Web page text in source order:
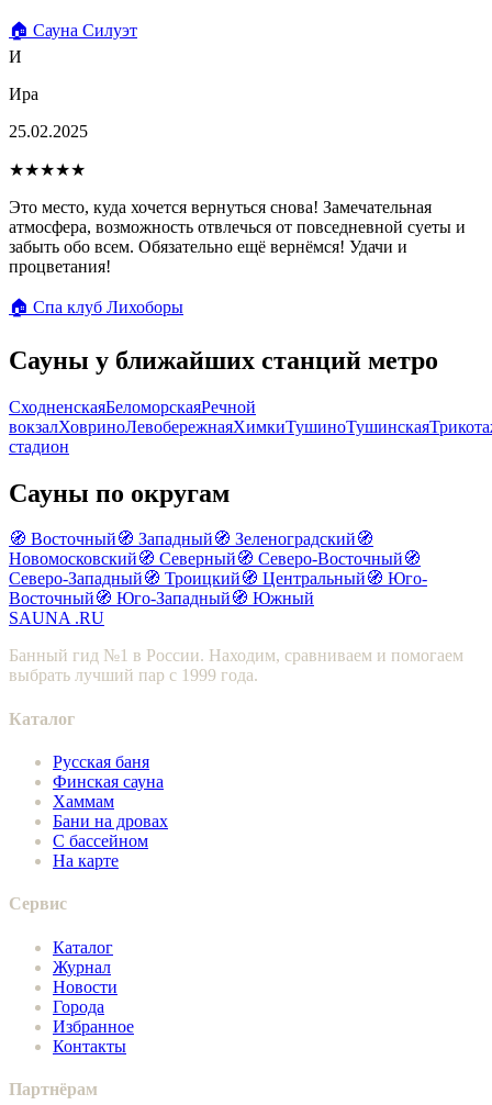
🏠 Сауна Силуэт
И
Ира
25.02.2025
★★★★★
Это место, куда хочется вернуться снова! Замечательная
атмосфера, возможность отвлечься от повседневной суеты и
забыть обо всем. Обязательно ещё вернёмся! Удачи и
процветания!
🏠 Спа клуб Лихоборы
Сауны у ближайших станций метро
СходненскаяБеломорскаяРечной
вокзалХовриноЛевобережнаяХимкиТушиноТушинская
стадион
Сауны по округам
🧭 Восточный🧭 Западный🧭 Зеленоградский🧭
Новомосковский🧭 Северный🧭 Северо-Восточный🧭
Северо-Западный🧭 Троицкий🧭 Центральный🧭 Юго-
Восточный🧭 Юго-Западный🧭 Южный
SAUNA .RU
Банный гид №1 в России. Находим, сравниваем и помогаем
выбрать лучший пар с 1999 года.
Каталог
Русская баня
Финская сауна
Хаммам
Бани на дровах
С бассейном
На карте
Сервис
Каталог
Журнал
Новости
Города
Избранное
Контакты
Партнёрам